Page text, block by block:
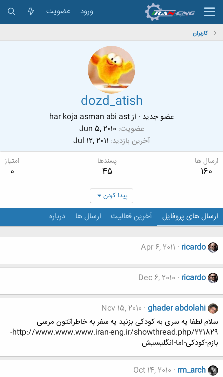
ورود عضویت
کاربران
dozd_atish
عضو جدید · ازhar koja asman abi ast
عضویت Jun 5, 2010
آخرین بازدید Jul 12, 2011
ارسال ها
160
پسندها
45
امتیاز
0
پیدا کردن
ارسال های پروفایل آخرین فعالیت ارسال ها درباره
ricardo
Apr 6, 2011
ricardo
Dec 6, 2010
ghader abdolahi
Nov 15, 2010
سلام لطفا یه سری به کودکی بزنید یه سفر به خاطراتتون مرسی
http://www.www.www.iran-eng.ir/showthread.php/221829-
بازم-کودکی-اما-انگلیسیش
rm_arch
Oct 14, 2010